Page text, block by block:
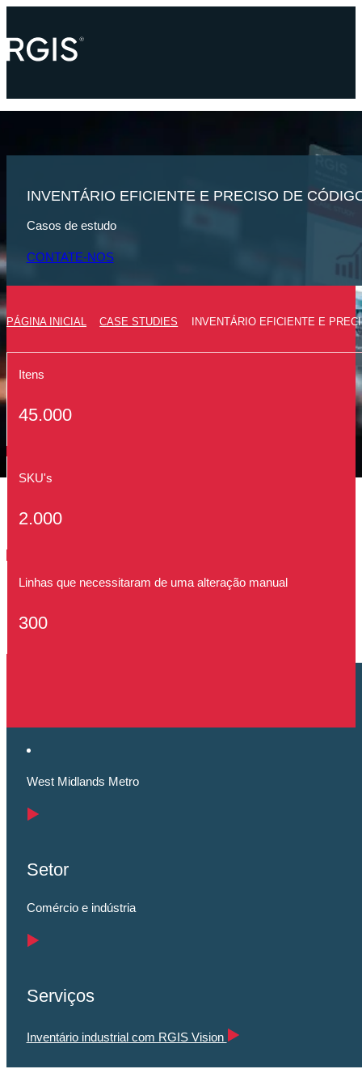
INVENTÁRIO EFICIENTE E PRECISO DE
Casos de estudo
CONTATE-NOS
PÁGINA INICIAL CASE STUDIES INVENTÁRIO EFICIENTE E
Itens
45.000
SKU's
2.000
Linhas que necessitaram de uma alteração manual
300
West Midlands Metro
Setor
Comércio e indústria
Serviços
Inventário industrial com RGIS Vision